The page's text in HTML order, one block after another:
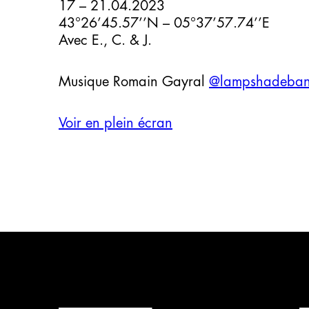
17 – 21.04.2023
43°26’45.57’’N – 05°37’57.74’’E
Avec E., C. & J.
Musique Romain Gayral
Voir en plein écran